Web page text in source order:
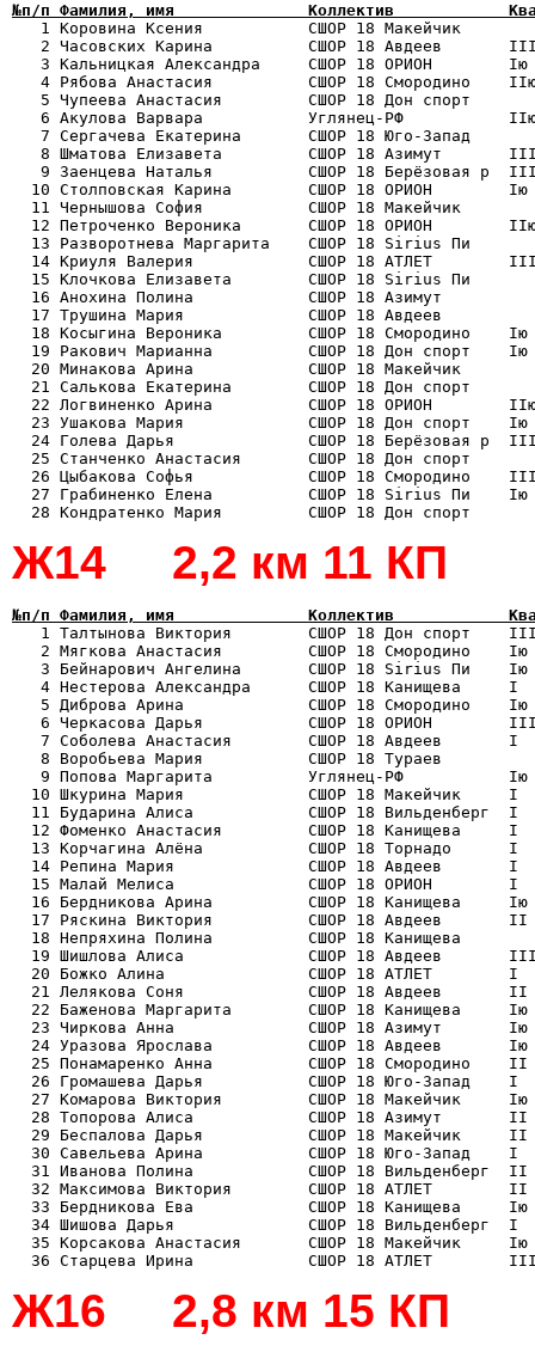
№п/п Фамилия, имя              Коллектив            Квал
1 Коровина Ксения           СШОР 18
2 Часовских Карина          СШОР 18 Авдеев
3 Кальницкая Александра     СШОР 18 ОРИОН
4 Рябова Анастасия          СШОР 18
5 Чупеева Анастасия         СШОР 18 Дон
6 Акулова Варвара           Углянец-РФ
7 Сергачева Екатерина       СШОР 18 Юго-
8 Шматова Елизавета         СШОР 18 Азимут
9 Заенцева Наталья          СШОР 18
10 Столповская Карина        СШОР 18 ОРИОН
11 Чернышова София           СШОР 18 Макейчик
12 Петроченко Вероника       СШОР 18 ОРИОН
13 Разворотнева Маргарита    СШОР 18 Sirius
14 Криуля Валерия            СШОР 18 АТЛЕТ
15 Клочкова Елизавета        СШОР 18 Sirius
16 Анохина Полина            СШОР 18 Азимут
17 Трушина Мария             СШОР 18 Авдеев
18 Косыгина Вероника         СШОР 18
19 Ракович Марианна          СШОР 18 Дон
20 Минакова Арина            СШОР 18 Макейчик
21 Салькова Екатерина        СШОР 18 Дон
22 Логвиненко Арина          СШОР 18 ОРИОН
23 Ушакова Мария             СШОР 18 Дон
24 Голева Дарья              СШОР 18
25 Станченко Анастасия       СШОР 18 Дон
26 Цыбакова Софья            СШОР 18
27 Грабиненко Елена          СШОР 18 Sirius
Ж14 2,2 км 11 КП
№п/п Фамилия, имя              Коллектив            Квал
1 Талтынова Виктория        СШОР 18 Дон
2 Мягкова Анастасия         СШОР 18
3 Бейнарович Ангелина       СШОР 18 Sirius
4 Нестерова Александра      СШОР 18 Канищева
5 Диброва Арина             СШОР 18
6 Черкасова Дарья           СШОР 18 ОРИОН
7 Соболева Анастасия        СШОР 18 Авдеев
8 Воробьева Мария           СШОР 18 Тураев
9 Попова Маргарита          Углянец-РФ
10 Шкурина Мария             СШОР 18 Макейчик
11 Бударина Алиса            СШОР 18
12 Фоменко Анастасия         СШОР 18 Канищева
13 Корчагина Алёна           СШОР 18 Торнадо
14 Репина Мария              СШОР 18 Авдеев
15 Малай Мелиса              СШОР 18 ОРИОН
16 Бердникова Арина          СШОР 18 Канищева
17 Ряскина Виктория          СШОР 18 Авдеев
18 Непряхина Полина          СШОР 18 Канищева
19 Шишлова Алиса             СШОР 18 Авдеев
20 Божко Алина               СШОР 18 АТЛЕТ
21 Лелякова Соня             СШОР 18 Авдеев
22 Баженова Маргарита        СШОР 18 Канищева
23 Чиркова Анна              СШОР 18 Азимут
24 Уразова Ярослава          СШОР 18 Авдеев
25 Понамаренко Анна          СШОР 18
26 Громашева Дарья           СШОР 18 Юго-
27 Комарова Виктория         СШОР 18 Макейчик
28 Топорова Алиса            СШОР 18 Азимут
29 Беспалова Дарья           СШОР 18 Макейчик
30 Савельева Арина           СШОР 18 Юго-
31 Иванова Полина            СШОР 18
32 Максимова Виктория        СШОР 18 АТЛЕТ
33 Бердникова Ева            СШОР 18 Канищева
34 Шишова Дарья              СШОР 18
35 Корсакова Анастасия       СШОР 18 Макейчик
Ж16 2,8 км 15 КП